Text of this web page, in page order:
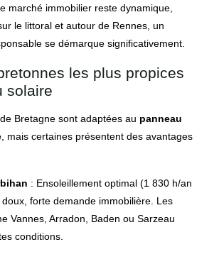
marché immobilier reste dynamique,
le littoral et autour de Rennes, un
se démarque significativement.
les plus propices
solaire
Bretagne sont adaptées au panneau
, mais certaines présentent des avantages
: Ensoleillement optimal (1 830 h/an
forte demande immobilière. Les
Vannes, Arradon, Baden ou Sarzeau
conditions.